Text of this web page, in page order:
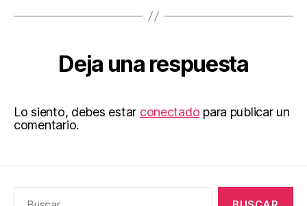
Deja una respuesta
Lo siento, debes estar conectado para publicar un
comentario.